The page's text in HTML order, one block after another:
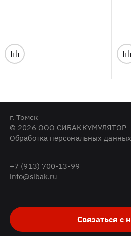
г. Томск
© 2026 ООО СИБАККУМУЛЯТОР
Обработка персональных данных
+7 (913) 700-13-99
info@sibak.ru
Связаться с